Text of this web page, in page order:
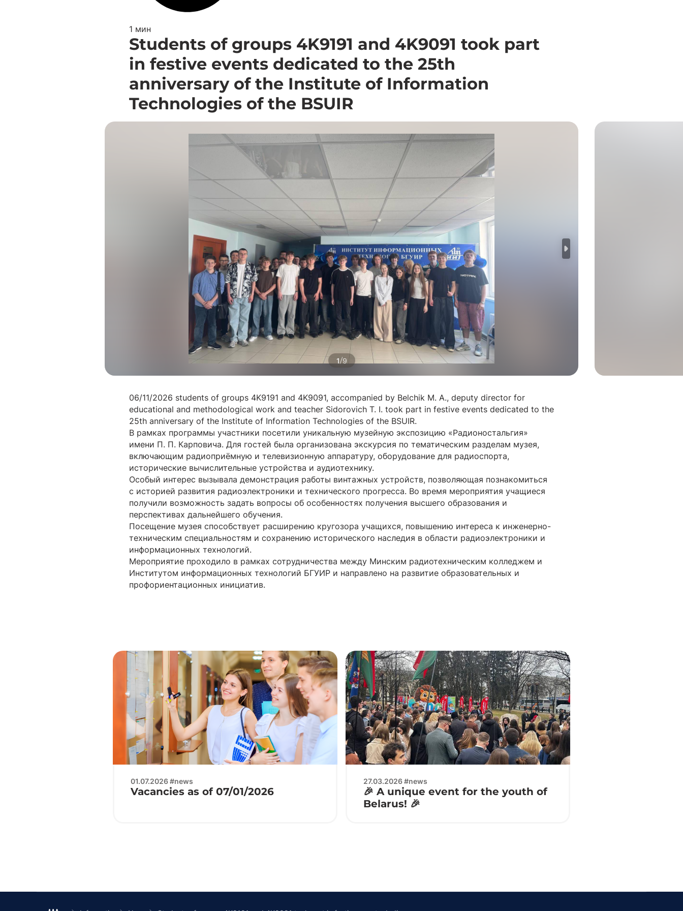
1 мин
Students of groups 4K9191 and 4K9091 took part
in festive events dedicated to the 25th
anniversary of the Institute of Information
Technologies of the BSUIR
1/9
06/11/2026 students of groups 4K9191 and 4K9091, accompanied by Belchik M. A., deputy director for
educational and methodological work and teacher Sidorovich T. I. took part in festive events dedicated to the
25th anniversary of the Institute of Information Technologies of the BSUIR.
В рамках программы участники посетили уникальную музейную экспозицию «Радионостальгия»
имени П. П. Карповича. Для гостей была организована экскурсия по тематическим разделам музея,
включающим радиоприёмную и телевизионную аппаратуру, оборудование для радиоспорта,
исторические вычислительные устройства и аудиотехнику.
Особый интерес вызывала демонстрация работы винтажных устройств, позволяющая познакомиться
с историей развития радиоэлектроники и технического прогресса. Во время мероприятия учащиеся
получили возможность задать вопросы об особенностях получения высшего образования и
перспективах дальнейшего обучения.
Посещение музея способствует расширению кругозора учащихся, повышению интереса к инженерно-
техническим специальностям и сохранению исторического наследия в области радиоэлектроники и
информационных технологий.
Мероприятие проходило в рамках сотрудничества между Минским радиотехническим колледжем и
Институтом информационных технологий БГУИР и направлено на развитие образовательных и
профориентационных инициатив.
01.07.2026 #news
Vacancies as of 07/01/2026
27.03.2026 #news
🎉 A unique event for the youth of
Belarus! 🎉